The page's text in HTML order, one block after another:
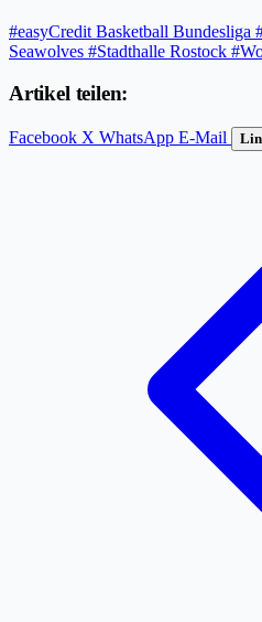
#easyCredit Basketball Bundesliga
Seawolves #Stadthalle Rostock
Artikel teilen:
Facebook X WhatsApp E-Mail